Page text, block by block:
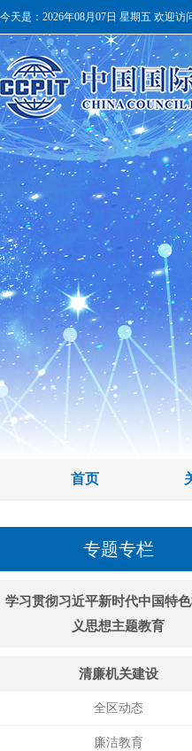
今天是： 2026年08月07日 星期五 欢迎
首页
专题专栏
学习贯彻习近平新时代中国特
义思想主题教育
清廉机关建设
全区动态
廉洁教育